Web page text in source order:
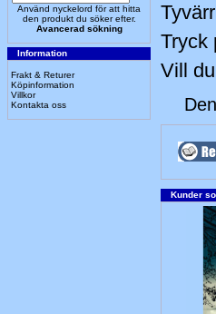
Använd nyckelord för att hitta
den produkt du söker efter.
Avancerad sökning
Information
Frakt & Returer
Köpinformation
Villkor
Kontakta oss
Tryck
Vill
Kunder